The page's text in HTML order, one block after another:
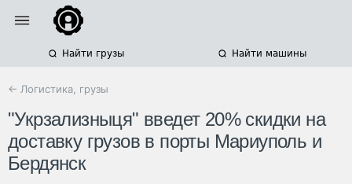
Найти грузы Найти машины
← Логистика, грузы
"Укрзализныця" введет 20% скидки на
доставку грузов в порты Мариуполь и
Бердянск